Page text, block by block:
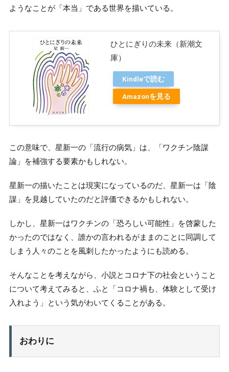
ようなことが「本当」である世界を描いている。
ひとにぎりの未来（新潮文
庫）
Kindleで読む
Amazonを見る
この意味で、星新一の「流行の病気」は、「ワクチン陰謀
論」を補強する要素かもしれない。
星新一の描いたことは現実になっているのだ、星新一は「陰
謀」を見越していたのだと評価できるかもしれない。
しかし、星新一はワクチンの「恐ろしい可能性」を啓蒙した
かったのではなく、誰かの言われるがままのことに同調して
しまう人々のことを風刺したかったようにも読める。
そんなことを考えながら、小説とコロナ下の社会ということ
について考えてみると、ふと「コロナ禍も、体験として受け
入れよう」という気がわいてくることがある。
おわりに